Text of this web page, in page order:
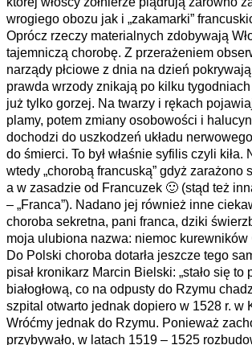
wrogiego obozu jak i „zakamarki”
Oprócz rzeczy materialnych zdobywają
tajemniczą chorobę. Z przerażeniem
narządy płciowe z dnia na dzień
prawda wrzody znikają po kilku
już tylko gorzej. Na twarzy i rękach
plamy, potem zmiany osobowości i
dochodzi do uszkodzeń układu
do śmierci. To był właśnie syfilis czyli kiła.
wtedy „chorobą francuską” gdyż zarażono
a w zasadzie od Francuzek 🙂 (stąd też
– „Franca”). Nadano jej również inne
choroba sekretna, pani franca, dziki
moja ulubiona nazwa: niemoc kurewników
Do Polski choroba dotarła jeszcze tego
pisał kronikarz Marcin Bielski: „stało się to
białogłową, co na odpusty do Rzymu
szpital otwarto jednak dopiero w 1528 r. w
Wróćmy jednak do Rzymu. Ponieważ
przybywało, w latach 1519 – 1525